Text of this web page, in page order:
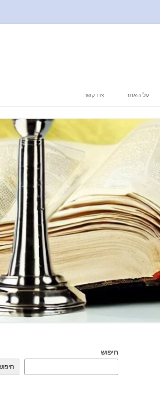
על האתר צרו קשר
חיפוש